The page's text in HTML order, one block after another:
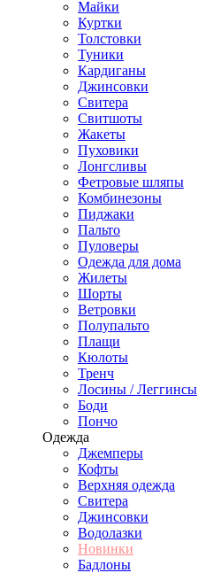
Майки
Куртки
Толстовки
Туники
Кардиганы
Джинсовки
Свитера
Свитшоты
Жакеты
Пуховики
Лонгсливы
Фетровые шляпы
Комбинезоны
Пиджаки
Пальто
Пуловеры
Одежда для дома
Жилеты
Шорты
Ветровки
Полупальто
Плащи
Кюлоты
Тренч
Лосины / Леггинсы
Боди
Пончо
Одежда
Джемперы
Кофты
Верхняя одежда
Свитера
Джинсовки
Водолазки
Новинки
Бадлоны